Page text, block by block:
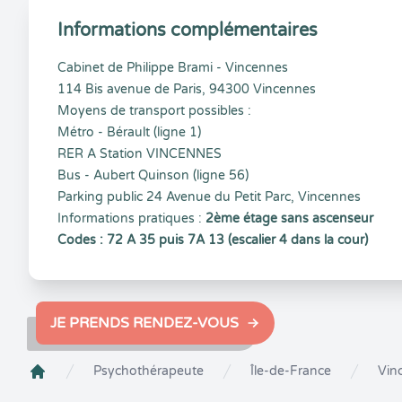
Informations complémentaires
Cabinet de Philippe Brami - Vincennes
114 Bis avenue de Paris, 94300 Vincennes
Moyens de transport possibles :
Métro - Bérault (ligne 1)
RER A Station VINCENNES
Bus - Aubert Quinson (ligne 56)
Parking public 24 Avenue du Petit Parc, Vincennes
Informations pratiques : 2ème étage sans ascenseur
Codes : 72 A 35 puis 7A 13 (escalier 4 dans la cour)
JE PRENDS RENDEZ-VOUS
Psychothérapeute Île-de-France